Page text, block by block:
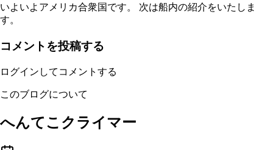
いよいよアメリカ合衆国です。 次は船内の紹介をいたしま
す。
コメントを投稿する
ログインしてコメントする
このブログについて
へんてこクライマー